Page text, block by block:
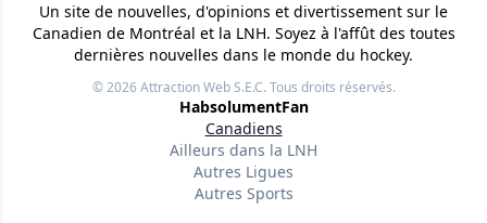
Un site de nouvelles, d'opinions et divertissement sur le
Canadien de Montréal et la LNH. Soyez à l'affût des toutes
dernières nouvelles dans le monde du hockey.
© 2026Attraction Web S.E.C.Tous droits réservés.
HabsolumentFan
Canadiens
Ailleurs dans la LNH
Autres Ligues
Autres Sports